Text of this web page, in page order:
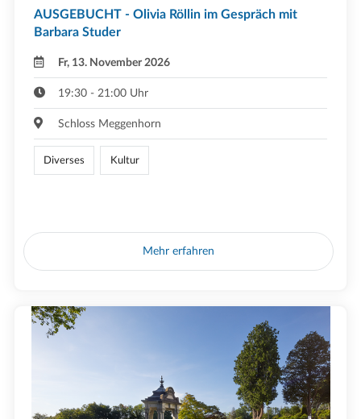
AUSGEBUCHT - Olivia Röllin im Gespräch mit
Barbara Studer
Fr, 13. November 2026
19:30 - 21:00 Uhr
Schloss Meggenhorn
Diverses Kultur
Mehr erfahren